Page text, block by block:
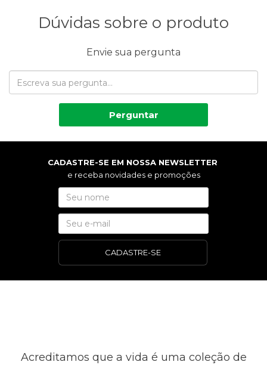
Dúvidas sobre o produto
Envie sua pergunta
Perguntar
CADASTRE-SE EM NOSSA NEWSLETTER
e receba novidades e promoções
CADASTRE-SE
Acreditamos que a vida é uma coleção de